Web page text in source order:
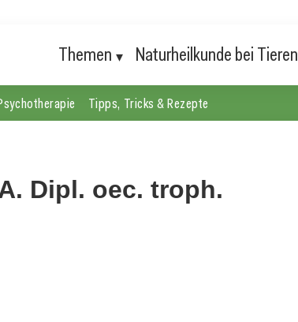
Themen Naturheilkunde bei Tieren
Tipps, Tricks & Rezepte
Dipl. oec. troph.